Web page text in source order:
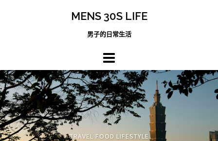
MENS 30S LIFE
男子的日常生活
TRAVEL FOOD LIFESTYLE